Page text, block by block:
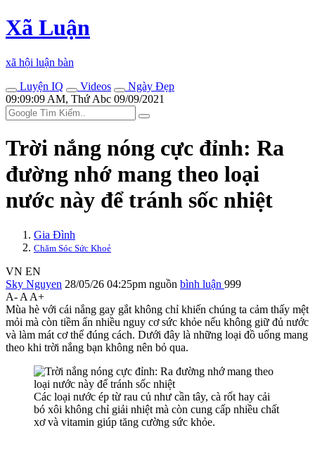
Xã Luận
xã hội luận bàn
Luyện IQ
Videos
Ngày Đẹp
09:09:09 AM, Thứ Abc 09/09/2021
Trời nắng nóng cực đỉnh: Ra
đường nhớ mang theo loại
nước này để tránh sốc nhiệt
Gia Đình
Chăm Sóc Sức Khoẻ
VN EN
Sky Nguyen 28/05/26 04:25pm nguồn bình luận 999
A- A A+
Mùa hè với cái nắng gay gắt không chỉ khiến chúng ta cảm thấy mệt
mỏi mà còn tiềm ẩn nhiều nguy cơ sức khỏe nếu không giữ đủ nước
và làm mát c‌ơ th‌ể đúng cách. Dưới đây là những loại đồ uống mang
theo khi trời nắng bạn không nên bỏ qua.
Các loại nước ép từ rau củ như cần tây, cà rốt hay cải
bó xôi không chỉ giải nhiệt mà còn cung cấp nhiều chất
xơ và vitamin giúp tăng cường sức khỏe.